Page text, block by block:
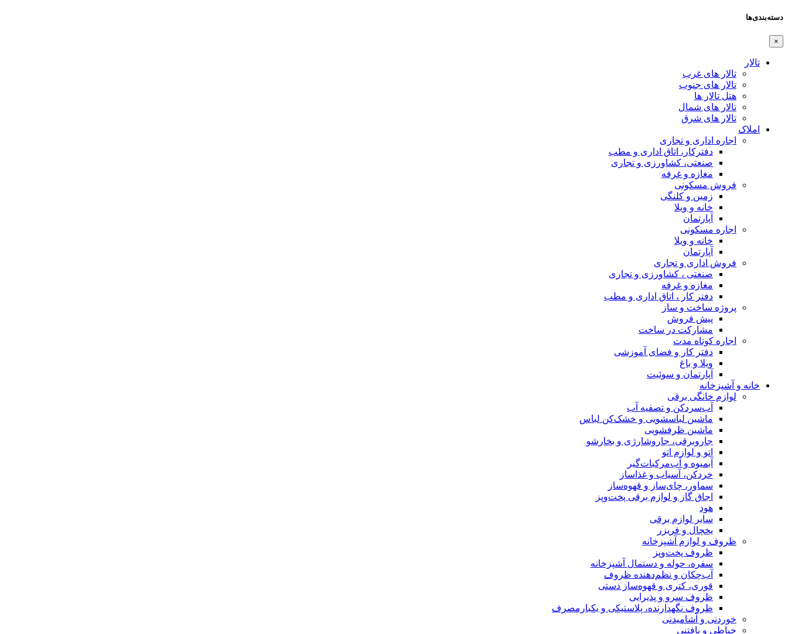
دسته‌بندی‌ها
×
تالار
تالار های غرب
تالار های جنوب
هتل تالار ها
تالار های شمال
تالار های شرق
املاک
اجاره اداری و تجاری
دفترکار، اتاق اداری و مطب
صنعتی، کشاورزی و تجاری
مغازه و غرفه
فروش مسکونی
زمین و کلنگی
خانه و ویلا
آپارتمان
اجاره مسکونی
خانه و ویلا
آپارتمان
فروش اداری و تجاری
صنعتی ، کشاورزی و تجاری
مغازه و غرفه
دفتر کار ، اتاق اداری و مطب
پروژه ساخت و ساز
پیش فروش
مشارکت در ساخت
اجاره کوتاه مدت
دفتر کار و فضای آموزشی
ویلا و باغ
آپارتمان و سوئیت
خانه و آشپزخانه
لوازم خانگی برقی
آب‌سردکن و تصفیه آب
ماشین لباسشویی و خشک‌کن لباس
ماشین ظرفشویی
جاروبرقی، جاروشارژی و بخارشو
اتو و لوازم اتو
آبمیوه و آب‌مرکبات‌گیر
خردکن، آسیاب و غذاساز
سماور، چای‌ساز و قهوه‌ساز
اجاق گاز و لوازم برقی پخت‌وپز
هود
سایر لوازم برقی
یخچال و فریزر
ظروف و لوازم آشپزخانه
ظروف پخت‌وپز
سفره، حوله و دستمال آشپزخانه
آب‌چکان و نظم‌دهنده ظروف
قوری، کتری و قهوه‌ساز دستی
ظروف سرو و پذیرایی
ظروف نگهدارنده، پلاستیکی و یکبارمصرف
خوردنی و آشامیدنی
خیاطی و بافتنی